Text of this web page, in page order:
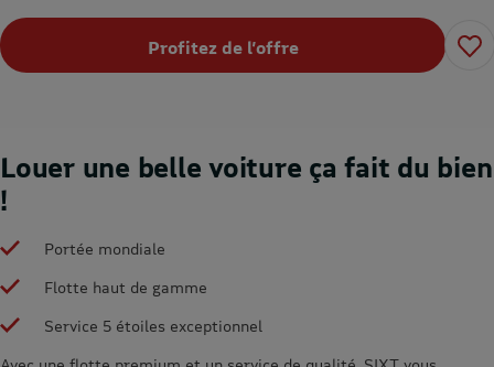
Louer une belle voiture ça fait du bien
!
Portée mondiale
Flotte haut de gamme
Service 5 étoiles exceptionnel
Profitez de l’offre